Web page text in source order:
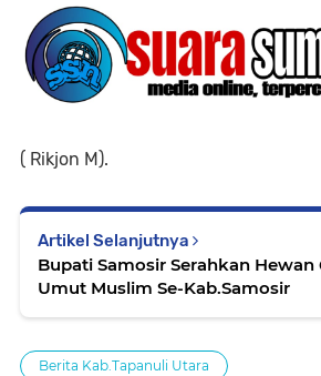
( Rikjon M).
Artikel Selanjutnya
Bupati Samosir Serahkan Hewan
Umut Muslim Se-Kab.Samosir
Berita Kab.Tapanuli Utara